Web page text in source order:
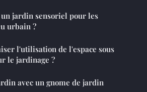
jardin sensoriel pour les
urbain ?
l'utilisation de l'espace sous
le jardinage ?
avec un gnome de jardin